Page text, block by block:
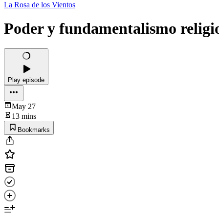
La Rosa de los Vientos
Poder y fundamentalismo
Play episode
May 27
13 mins
Bookmarks